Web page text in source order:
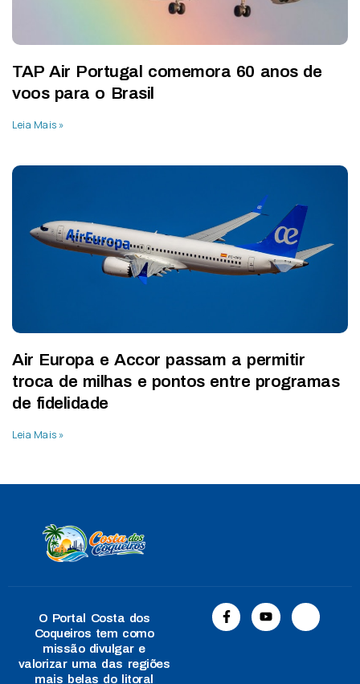
TAP Air Portugal comemora 60 anos de
voos para o Brasil
Leia Mais »
Air Europa e Accor passam a permitir
troca de milhas e pontos entre programas
de fidelidade
Leia Mais »
O Portal Costa dos
Coqueiros tem como
missão divulgar e
valorizar uma das regiões
mais belas do litoral